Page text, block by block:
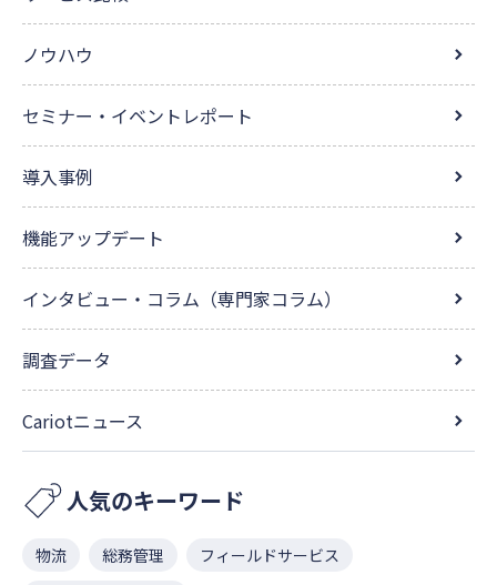
ノウハウ
セミナー・イベントレポート
導入事例
機能アップデート
インタビュー・コラム（専門家コラム）
調査データ
Cariotニュース
人気のキーワード
物流 総務管理
フィールドサービス